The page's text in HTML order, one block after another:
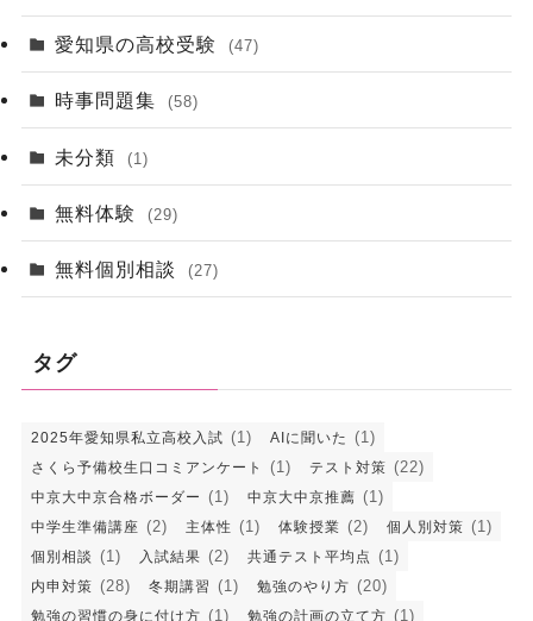
愛知県の高校受験 (47)
時事問題集 (58)
未分類 (1)
無料体験 (29)
無料個別相談 (27)
タグ
2025年愛知県私立高校入試 (1) AIに聞いた (1)
さくら予備校生口コミアンケート (1) テスト対策 (22)
中京大中京合格ボーダー (1) 中京大中京推薦 (1)
中学生準備講座 (2) 主体性 (1) 体験授業 (2) 個人別対策 (1)
個別相談 (1) 入試結果 (2) 共通テスト平均点 (1)
内申対策 (28) 冬期講習 (1) 勉強のやり方 (20)
勉強の習慣の身に付け方 (1) 勉強の計画の立て方 (1)